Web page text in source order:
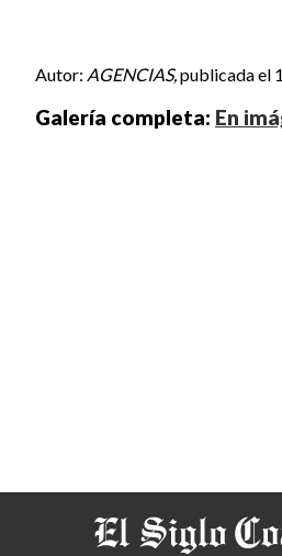
Autor: AGENCIAS,publicada el
Galería completa: En